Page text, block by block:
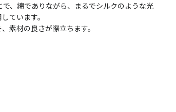
、綿でありながら、まるでシルクのような光
ています。
素材の良さが際立ちます。